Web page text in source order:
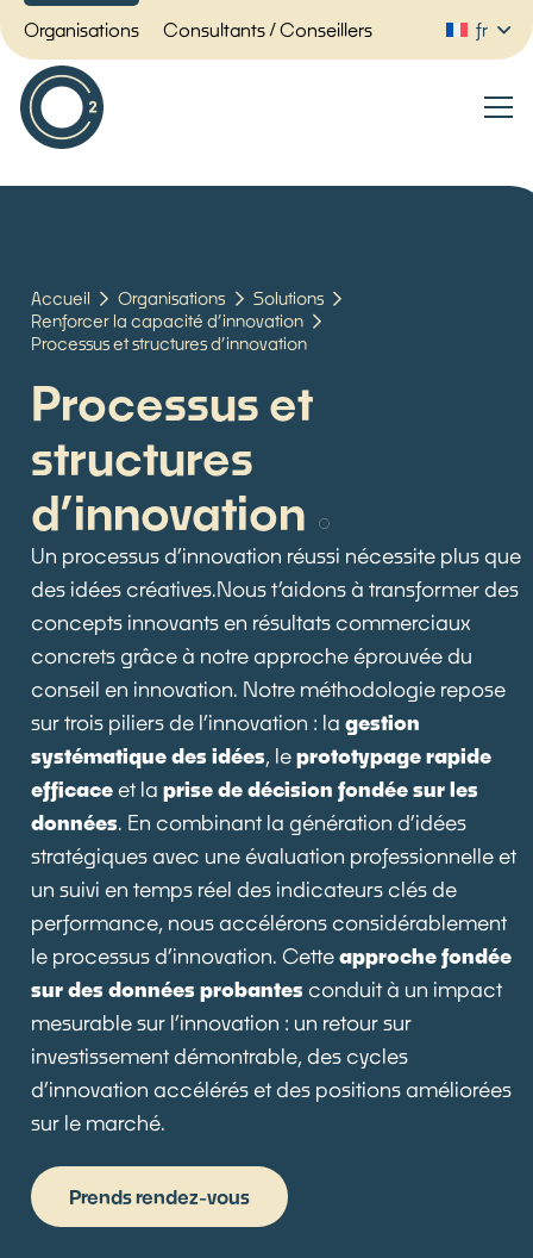
Organisations Consultants / Conseillers fr
Accueil Organisations
Solutions
Renforcer la capacité d’innovation
Processus et structures d’innovation
Processus et
structures
d’innovation
Un processus d’innovation réussi nécessite plus que
des idées créatives.Nous t’aidons à transformer des
concepts innovants en résultats commerciaux
concrets grâce à notre approche éprouvée du
conseil en innovation. Notre méthodologie repose
sur trois piliers de l’innovation : la gestion
systématique des idées, leprototypage rapide
efficaceet la prise de décision fondée sur les
données. En combinant la génération d’idées
stratégiques avec une évaluation professionnelle et
un suivi en temps réel des indicateurs clés de
performance, nous accélérons considérablement
le processus d’innovation. Cetteapproche fondée
sur des données probantes conduit à un impact
mesurable sur l’innovation : un retour sur
investissement démontrable, des cycles
d’innovation accélérés et des positions améliorées
sur le marché.
Prends rendez-vous